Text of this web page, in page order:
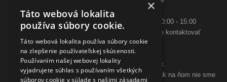
Telefón:
0948 005 546
- PO-PIA: 10:00 - 18:00, SO 10:00 - 15:00
ak sa aj hneď nedovoláte, budeme Vás spätne kontaktovať
Email:
poslimasem@gmail.com
objednavky@zpohodliadomova.sk
Kontaktovať nás môžete aj cez zákaznícky chat, ak na ňom nie sme
×
Táto webová lokalita
používa súbory cookie.
Táto webová lokalita používa súbory cookie
na zlepšenie používateľskej skúsenosti.
Používaním našej webovej lokality
vyjadrujete súhlas s používaním všetkých
súborov cookie v súlade s našimi zásadami